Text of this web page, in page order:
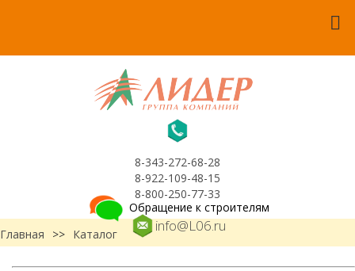
8-343-272-68-28
8-922-109-48-15
8-800-250-77-33
info@L06.ru
Обращение к строителям
Главная
>> Каталог